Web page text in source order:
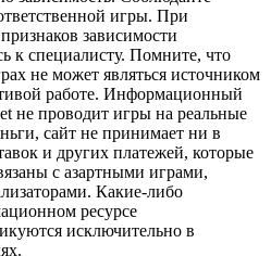
игры. При
зависимости
к специалисту. Помните, что
не может являться источником
работе. Информационный
не проводит игры на реальные
сайт не принимает ни в
и других платежей, которые
с азартными играми,
Какие-либо
ресурсе
исключительно в